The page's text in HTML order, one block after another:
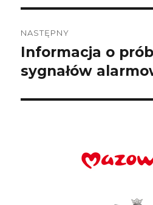
NASTĘPNY
Następny
wpis:
Informacja o
sygnałów